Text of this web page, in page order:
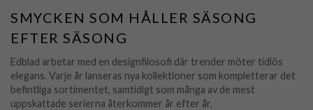
SMYCKEN SOM HÅLLER SÄSONG
EFTER SÄSONG
Edblad arbetar med en designfilosofi där trender möter tidlös
elegans. Varje år lanseras nya kollektioner som kompletterar det
befintliga sortimentet, samtidigt som många av de mest
uppskattade serierna återkommer år efter år.